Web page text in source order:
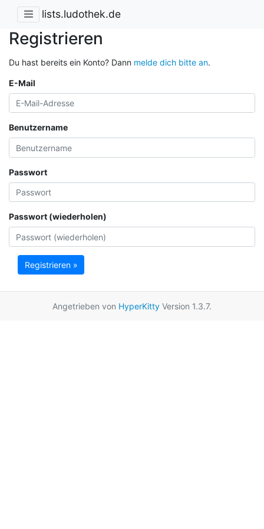
lists.ludothek.de
Registrieren
Du hast bereits ein Konto? Dann melde dich bitte an.
E-Mail
Benutzername
Passwort
Passwort (wiederholen)
Registrieren »
Angetrieben von HyperKitty Version 1.3.7.